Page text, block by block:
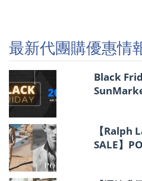
優
惠
情
報
最新代團購優惠情
Black
【Ralph
SALE】